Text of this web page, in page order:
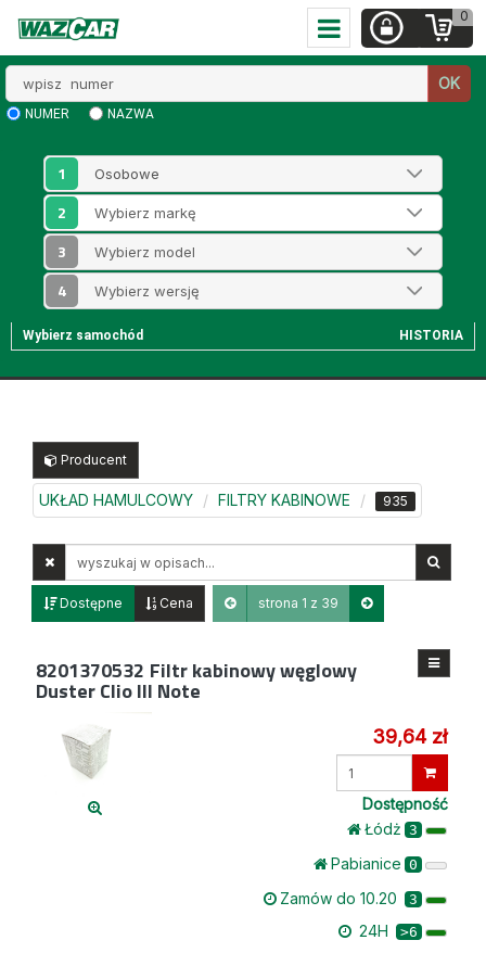
0
numer
OK
NUMER NAZWA
1
2
3
4
Wybierz samochód HISTORIA
Producent
UKŁAD HAMULCOWY FILTRY KABINOWE 935
opisach
Dostępne Cena strona 1 z 39
8201370532 Filtr kabinowy węglowy
Duster Clio III Note
39,64 zł
Dostępność
Łódż 3
Pabianice 0
Zamów do 10.20 3
24H >6